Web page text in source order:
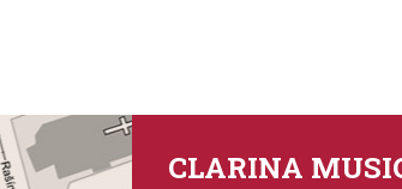
CLARINA